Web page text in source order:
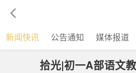
新闻快讯 公告通知 媒体报道
拾光|初一A部语文